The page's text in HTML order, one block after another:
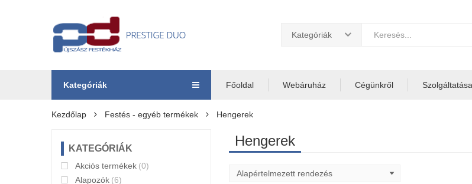
Kategóriák
Kategóriák Főoldal Webáruház Cégünkről
Kezdőlap Festés - egyéb termékek Hengerek
Hengerek
KATEGÓRIÁK
Akciós termékek (0)
Alapozók (6)